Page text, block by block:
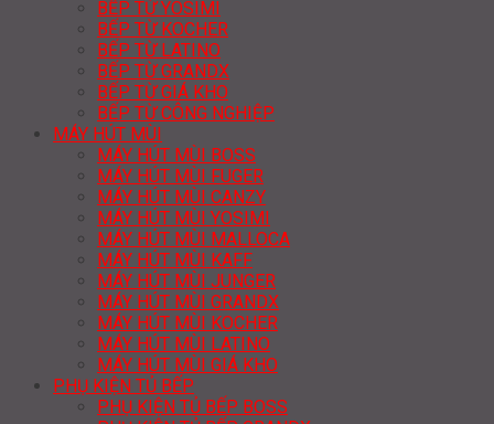
BẾP TỪ YOSIMI
BẾP TỪ KOCHER
BẾP TỪ LATINO
BẾP TỪ GRANDX
BẾP TỪ GIÁ KHO
BẾP TỪ CÔNG NGHIỆP
MÁY HÚT MÙI
MÁY HÚT MÙI BOSS
MÁY HÚT MÙI FUGER
MÁY HÚT MÙI CANZY
MÁY HÚT MÙI YOSIMI
MÁY HÚT MÙI MALLOCA
MÁY HÚT MÙI KAFF
MÁY HÚT MÙI JUNGER
MÁY HÚT MÙI GRANDX
MÁY HÚT MÙI KOCHER
MÁY HÚT MÙI LATINO
MÁY HÚT MÙI GIÁ KHO
PHỤ KIỆN TỦ BẾP
PHỤ KIỆN TỦ BẾP BOSS